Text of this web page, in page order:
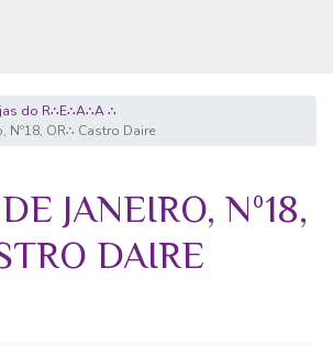
do R∴E∴A∴A ∴
Nº18, OR∴ Castro Daire
JANEIRO, Nº18,
DAIRE